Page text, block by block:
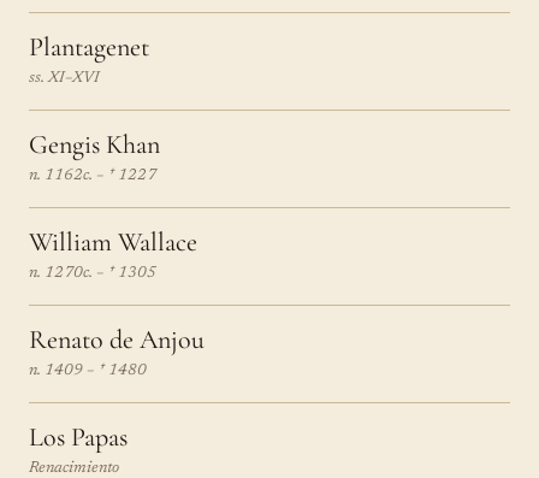
Plantagenet
ss. XI–XVI
Gengis Khan
n. 1162c. – † 1227
William Wallace
n. 1270c. – † 1305
Renato de Anjou
n. 1409 – † 1480
Los Papas
Renacimiento